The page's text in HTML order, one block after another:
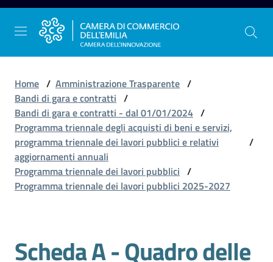
Vai al contenuto
Vai alla navigazione
Vai al footer
La
Camera
dell'Emilia
Home / Amministrazione Trasparente /
Bandi di gara e contratti /
Bandi di gara e contratti - dal 01/01/2024 /
Programma triennale degli acquisti di beni e servizi,
programma triennale dei lavori pubblici e relativi
aggiornamenti annuali
/
Programma triennale dei lavori pubblici /
Programma triennale dei lavori pubblici 2025-2027
Scheda A - Quadro delle